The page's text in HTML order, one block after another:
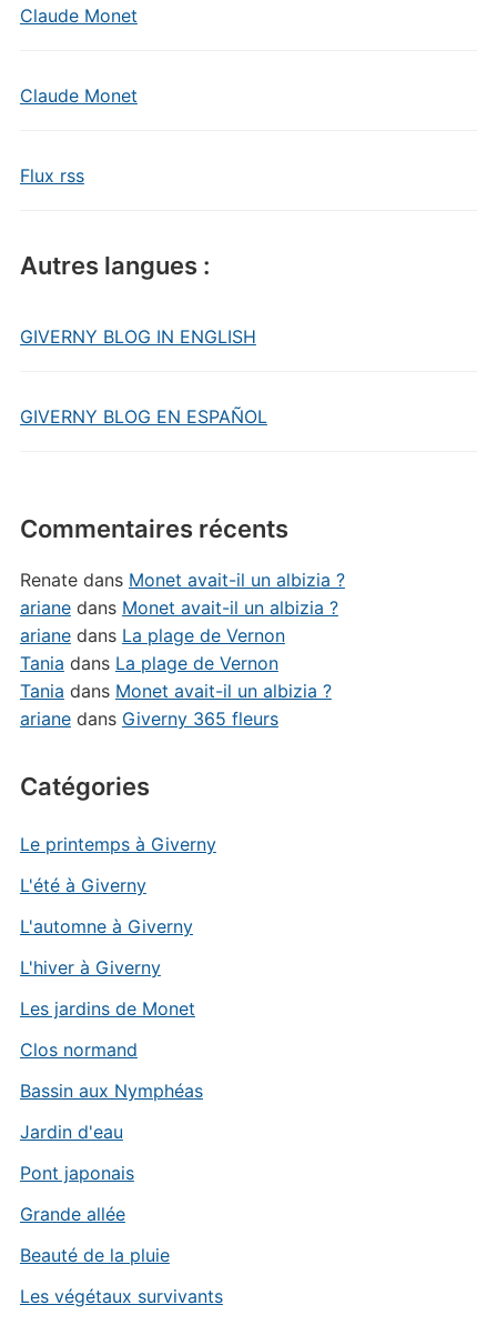
Claude Monet
Claude Monet
Flux rss
Autres langues :
GIVERNY BLOG IN ENGLISH
GIVERNY BLOG EN ESPAÑOL
Commentaires récents
Renatedans Monet avait-il un albizia ?
arianedans Monet avait-il un albizia ?
arianedans La plage de Vernon
Tania dans La plage de Vernon
Tania dans Monet avait-il un albizia ?
arianedans Giverny 365 fleurs
Catégories
Le printemps à Giverny
L'été à Giverny
L'automne à Giverny
L'hiver à Giverny
Les jardins de Monet
Clos normand
Bassin aux Nymphéas
Jardin d'eau
Pont japonais
Grande allée
Beauté de la pluie
Les végétaux survivants